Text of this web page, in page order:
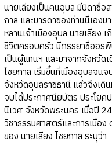
นายเลียงเป็นคนอุบล มีบิดาชื่อ
กาล และมารดาของท่านนี่เอ
หลานเจ้าเมืองอุบล นายเลียง
ชีวิตครอบครัว มีภรรยาชื่ออร
เป็นผู้แทนฯ และมาจากจังหวัด
ไชยกาล เริ่มขึ้นที่เมืองอุบลจน
จังหวัดอุบลราชธานี แล้วจึงเดิ
จบได้ประกาศนียบัตร ประโยค
นิเวศ จังหวัดพระนคร เมื่อปี
วิชาธรรมศาสตร์และการเมือ
ของ นายเลียง ไชยกาล ระบุว่า